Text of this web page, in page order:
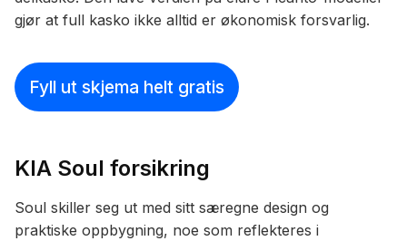
gjør at full kasko ikke alltid er økonomisk forsvarlig.
Fyll ut skjema helt gratis
KIA Soul forsikring
Soul skiller seg ut med sitt særegne design og
praktiske oppbygning, noe som reflekteres i